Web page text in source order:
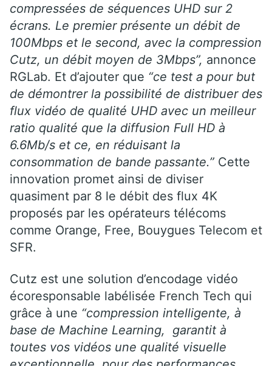
compressées de séquences UHD sur 2
écrans. Le premier présente un débit de
100Mbps et le second, avec la compression
Cutz, un débit moyen de 3Mbps”, annonce
RGLab. Et d’ajouter que “ce test a pour but
de démontrer la possibilité de distribuer des
flux vidéo de qualité UHD avec un meilleur
ratio qualité que la diffusion Full HD à
6.6Mb/s et ce, en réduisant la
consommation de bande passante.” Cette
innovation promet ainsi de diviser
quasiment par 8 le débit des flux 4K
proposés par les opérateurs télécoms
comme Orange, Free, Bouygues Telecom et
SFR.
Cutz est une solution d’encodage vidéo
écoresponsable labélisée French Tech qui
grâce à une “compression intelligente, à
base de Machine Learning, garantit à
toutes vos vidéos une qualité visuelle